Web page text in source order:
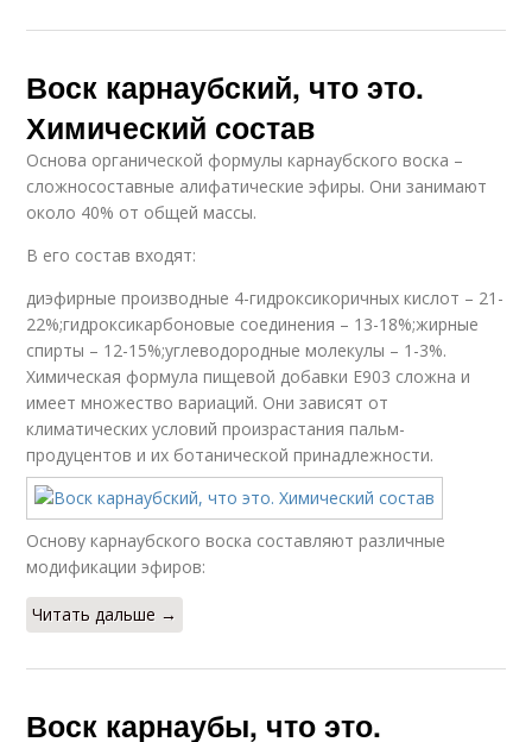
Воск карнаубский, что это.
Химический состав
Основа органической формулы карнаубского воска –
сложносоставные алифатические эфиры. Они занимают
около 40% от общей массы.
В его состав входят:
диэфирные производные 4-гидроксикоричных кислот – 21-
22%;гидроксикарбоновые соединения – 13-18%;жирные
спирты – 12-15%;углеводородные молекулы – 1-3%.
Химическая формула пищевой добавки Е903 сложна и
имеет множество вариаций. Они зависят от
климатических условий произрастания пальм-
продуцентов и их ботанической принадлежности.
Основу карнаубского воска составляют различные
модификации эфиров:
Читать дальше →
Воск карнаубы, что это.